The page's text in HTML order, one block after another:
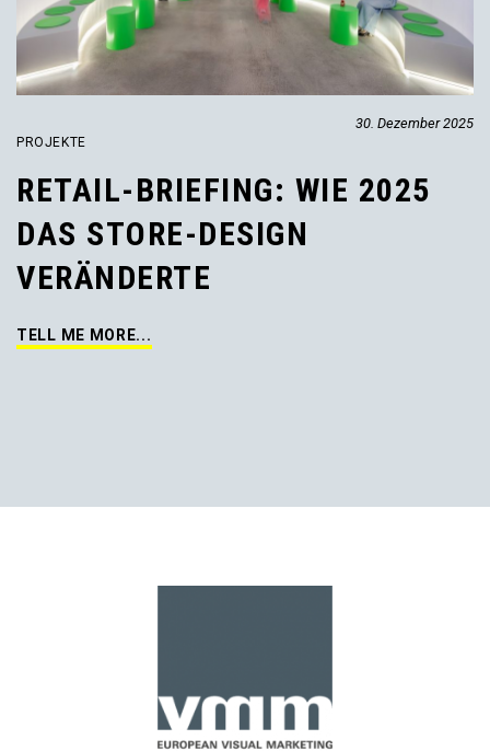
30. Dezember 2025
PROJEKTE
RETAIL-BRIEFING: WIE 2025
DAS STORE-DESIGN
VERÄNDERTE
TELL ME MORE...